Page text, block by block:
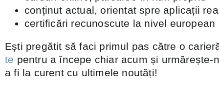
conținut actual, orientat spre aplicații
certificări recunoscute la nivel european
Ești pregătit să faci primul pas către o
te pentru a începe chiar acum și urmărește-
a fi la curent cu ultimele noutăți!